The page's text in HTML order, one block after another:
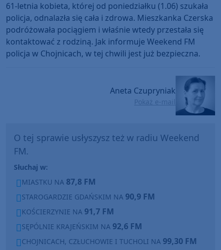
61-letnia kobieta, której od poniedziałku (1.06) szukała
policja, odnalazła się cała i zdrowa. Mieszkanka Czerska
podróżowała pociągiem i właśnie wtedy przestała się
kontaktować z rodziną. Jak informuje Weekend FM
policja w Chojnicach, w tej chwili jest już bezpieczna.
Aneta Czupryniak
Pokaż e-mail
O tej sprawie usłyszysz też w radiu Weekend
FM.
Słuchaj w:
MIASTKU NA 87,8 FM
STAROGARDZIE GDAŃSKIM NA 90,9 FM
KOŚCIERZYNIE NA 91,7 FM
SĘPÓLNIE KRAJEŃSKIM NA 92,6 FM
CHOJNICACH, CZŁUCHOWIE I TUCHOLI NA 99,30 FM